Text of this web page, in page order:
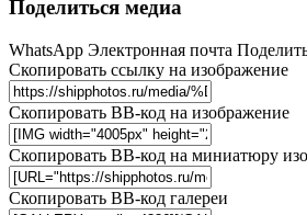
Поделиться медиа
WhatsApp Электронная почта
Скопировать ссылку на изображение
Скопировать BB-код на изображение
Скопировать BB-код на миниатюру
Скопировать BB-код галереи